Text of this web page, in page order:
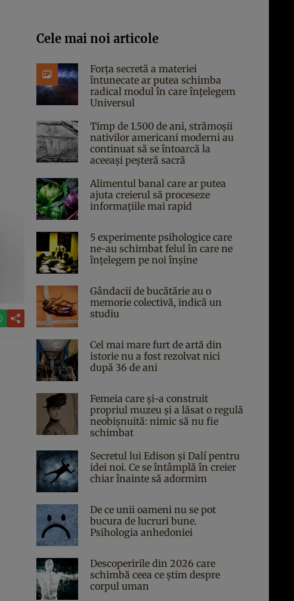
Cele mai noi articole
Forța secretă a materiei
întunecate ar putea schimba
radical modul în care înțelegem
Universul
Timp de 1.500 de ani, strămoșii
nativilor americani moderni au
continuat să se întoarcă la
aceeași peșteră sacră
Alimentul banal care ar putea
ajuta creierul să proceseze
informațiile mai rapid
5 experimente psihologice care
ne-au schimbat felul în care ne
înțelegem pe noi înșine
Gândacii de bucătărie au o
memorie colectivă, indică un
studiu
Cel mai mare furt de artă din
istorie nu a fost rezolvat nici
după 36 de ani
Femeia care și-a construit
propriul muzeu și a lăsat o regulă
neobișnuită: nimic să nu fie
schimbat
Secretul lui Edison și Dalí pentru
idei noi. Ce se întâmplă în creier
chiar înainte să adormim
De ce unii oameni nu se pot
bucura de lucruri bune.
Psihologia anhedoniei
Descoperirile din 2026 care
schimbă ceea ce știm despre
corpul uman